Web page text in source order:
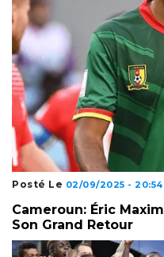
Posté Le 02/09/2025 - 20:54
Cameroun: Éric
Son Grand Retour